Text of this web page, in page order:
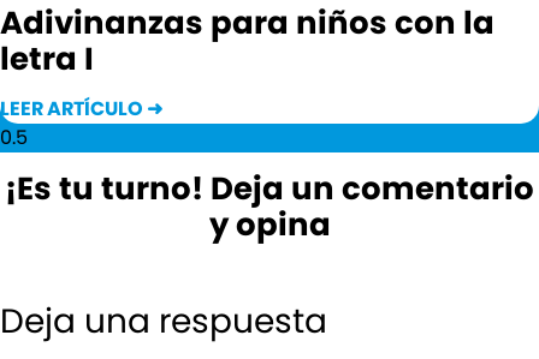
Adivinanzas para niños con la
letra I
LEER ARTÍCULO ➜
¡Es tu turno! Deja un comentario
y opina
Deja una respuesta